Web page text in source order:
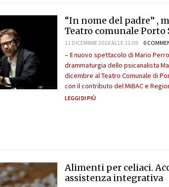
“In nome del padre” , morto… Recalcati e
Teatro comunale Porto
11 DICEMBRE 2018 ALLE 11:09 0
– Il nuovo spettacolo di Mario
drammaturgia dello psicanalista
dicembre al Teatro Comunale di
con il contributo del MiBAC e
LEGGI DI PIÙ
Alimenti per celiaci.
assistenza integrativa